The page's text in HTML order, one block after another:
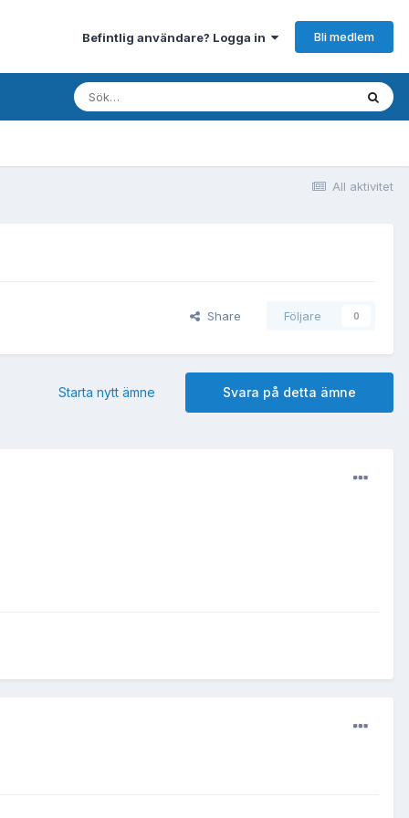
Befintlig användare? Logga in Bli medlem
All aktivitet
Share Följare 0
Svara på detta ämne
Starta nytt ämne